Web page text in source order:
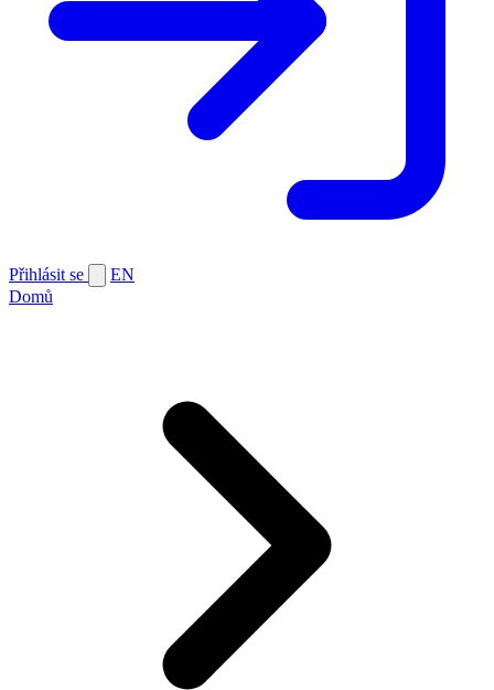
Přihlásit se
EN
Domů